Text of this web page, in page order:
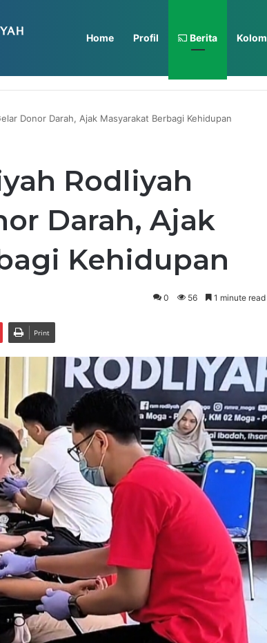
Home Profil Berita Kolom
Donor Darah, Ajak Masyarakat Berbagi Kehidupan​
Rodliyah
Darah, Ajak
Kehidupan​
0 56 1 minute read
Print